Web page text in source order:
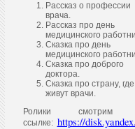
Рассказ о профессии
врача.
Рассказ про день
медицинского
Сказка про день
медицинского
Сказка про доброго
доктора.
Сказка про страну, где
живут врачи.
Ролики смотрим
ссылке: https://